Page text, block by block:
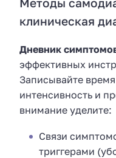
клиническая
Дневник
эффективных
Записывайте
интенсивность и
внимание уделите:
Связи
триггерами